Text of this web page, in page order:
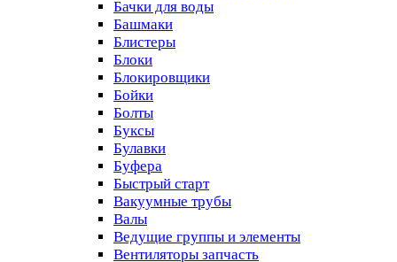
Бачки для воды
Башмаки
Блистеры
Блоки
Блокировщики
Бойки
Болты
Буксы
Булавки
Буфера
Быстрый старт
Вакуумные трубы
Валы
Ведущие группы и элементы
Вентиляторы запчасть